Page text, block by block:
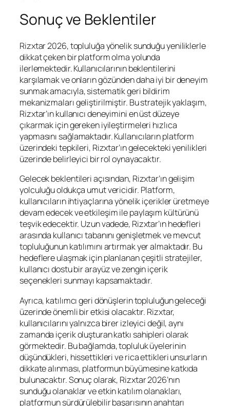
Sonuç ve Beklentiler
Rizxtar 2026, topluluğa yönelik sunduğu yeniliklerle
dikkat çeken bir platform olma yolunda
ilerlemektedir. Kullanıcılarının beklentilerini
karşılamak ve onların gözünden daha iyi bir deneyim
sunmak amacıyla, sistematik geri bildirim
mekanizmaları geliştirilmiştir. Bu stratejik yaklaşım,
Rizxtar’ın kullanıcı deneyimini en üst düzeye
çıkarmak için gereken iyileştirmeleri hızlıca
yapmasını sağlamaktadır. Kullanıcıların platform
üzerindeki tepkileri, Rizxtar’ın gelecekteki yenilikleri
üzerinde belirleyici bir rol oynayacaktır.
Gelecek beklentileri açısından, Rizxtar’ın gelişim
yolculuğu oldukça umut vericidir. Platform,
kullanıcıların ihtiyaçlarına yönelik içerikler üretmeye
devam edecek ve etkileşim ile paylaşım kültürünü
teşvik edecektir. Uzun vadede, Rizxtar’ın hedefleri
arasında kullanıcı tabanını genişletmek ve mevcut
topluluğunun katılımını artırmak yer almaktadır. Bu
hedeflere ulaşmak için planlanan çeşitli stratejiler,
kullanıcı dostu bir arayüz ve zengin içerik
seçenekleri sunmayı kapsamaktadır.
Ayrıca, katılımcı geri dönüşlerin topluluğun geleceği
üzerinde önemli bir etkisi olacaktır. Rizxtar,
kullanıcılarını yalnızca birer izleyici değil, aynı
zamanda içerik oluşturan katkı sahipleri olarak
görmektedir. Bu bağlamda, topluluk üyelerinin
düşündükleri, hissettikleri ve rica ettikleri unsurların
dikkate alınması, platformun büyümesine katkıda
bulunacaktır. Sonuç olarak, Rizxtar 2026’nın
sunduğu olanaklar ve etkin katılım olanakları,
platformun sürdürülebilir başarısının anahtarı